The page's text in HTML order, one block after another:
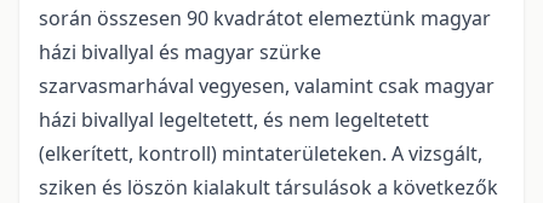
során összesen 90 kvadrátot elemeztünk magyar
házi bivallyal és magyar szürke
szarvasmarhával vegyesen, valamint csak magyar
házi bivallyal legeltetett, és nem legeltetett
(elkerített, kontroll) mintaterületeken. A vizsgált,
sziken és löszön kialakult társulások a következők